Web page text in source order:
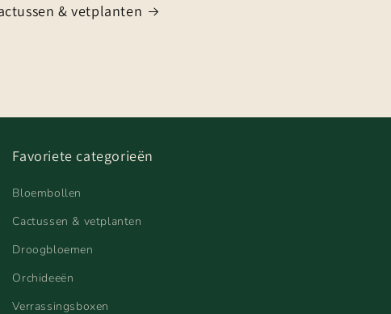
& vetplanten
Favoriete categorieën
Bloembollen
Cactussen & vetplanten
Droogbloemen
Orchideeën
Verrassingsboxen